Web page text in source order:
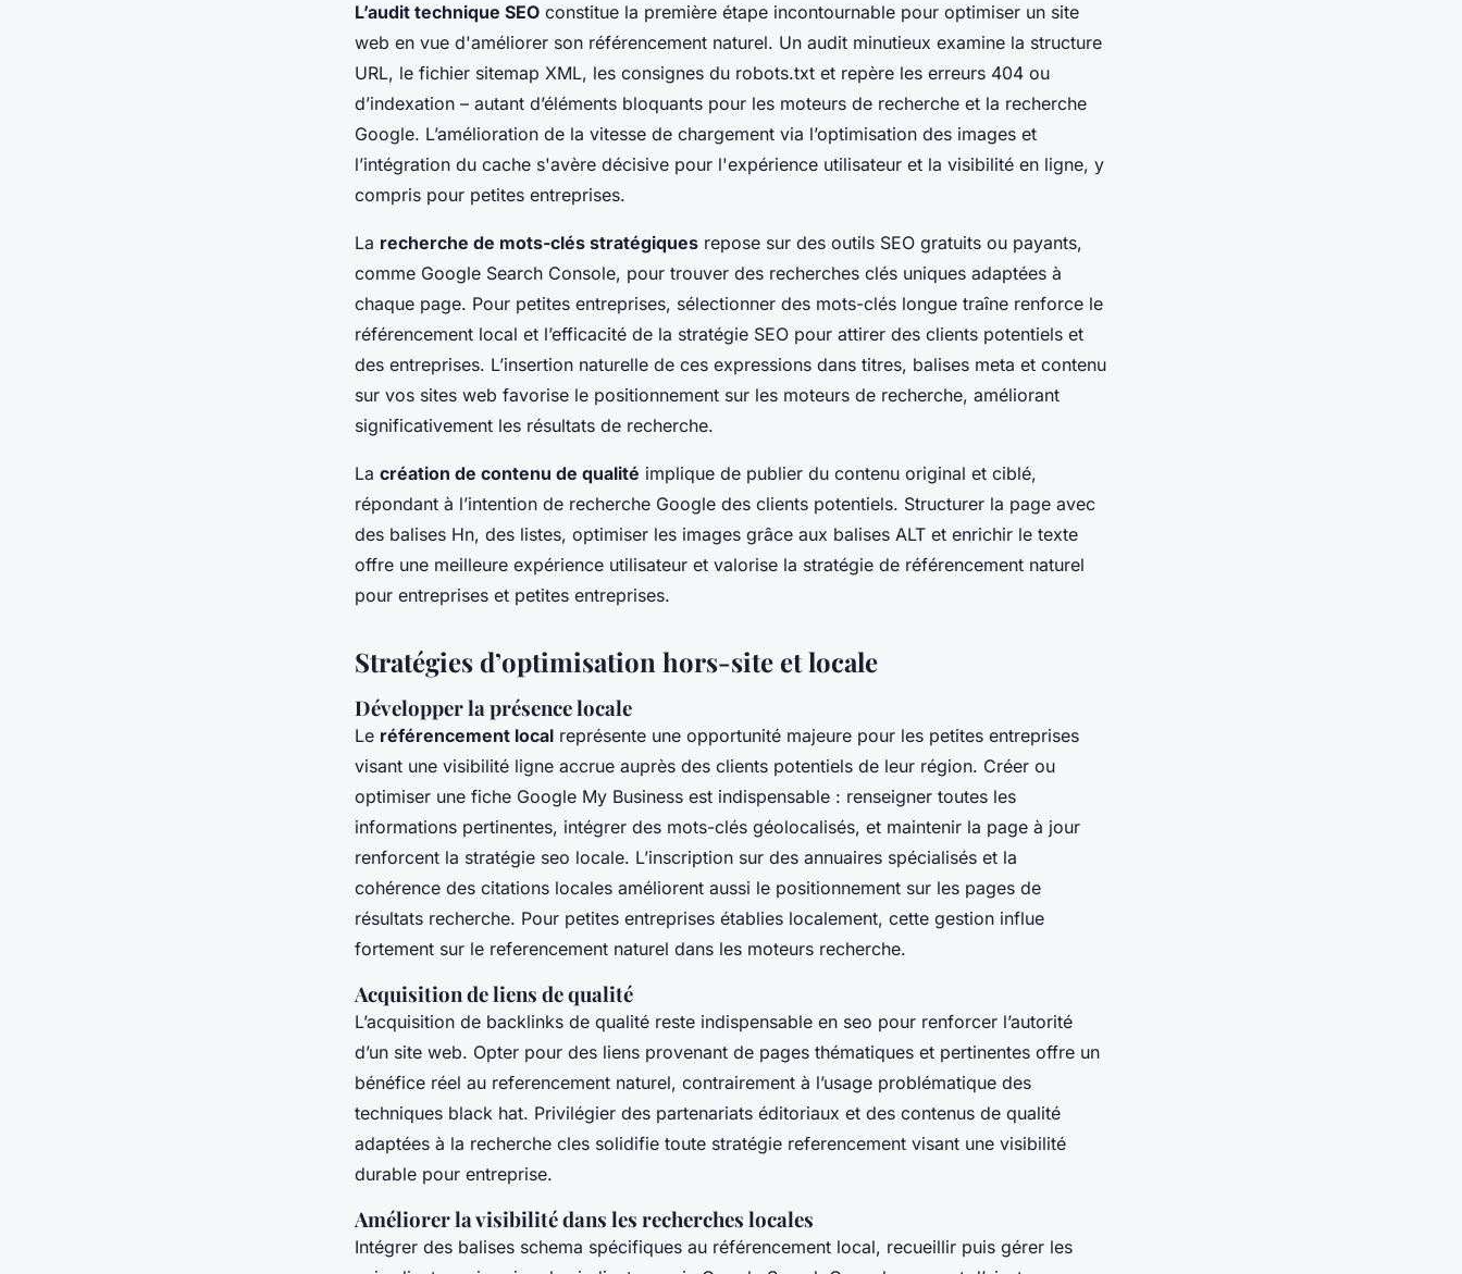
L’audit technique SEO constitue la première étape incontournable pour optimiser un site
web en vue d'améliorer son référencement naturel. Un audit minutieux examine la structure
URL, le fichier sitemap XML, les consignes du robots.txt et repère les erreurs 404 ou
d’indexation – autant d’éléments bloquants pour les moteurs de recherche et la recherche
Google. L’amélioration de la vitesse de chargement via l’optimisation des images et
l’intégration du cache s'avère décisive pour l'expérience utilisateur et la visibilité en ligne, y
compris pour petites entreprises.
La recherche de mots-clés stratégiques repose sur des outils SEO gratuits ou payants,
comme Google Search Console, pour trouver des recherches clés uniques adaptées à
chaque page. Pour petites entreprises, sélectionner des mots-clés longue traîne renforce le
référencement local et l’efficacité de la stratégie SEO pour attirer des clients potentiels et
des entreprises. L’insertion naturelle de ces expressions dans titres, balises meta et contenu
sur vos sites web favorise le positionnement sur les moteurs de recherche, améliorant
significativement les résultats de recherche.
La création de contenu de qualité implique de publier du contenu original et ciblé,
répondant à l’intention de recherche Google des clients potentiels. Structurer la page avec
des balises Hn, des listes, optimiser les images grâce aux balises ALT et enrichir le texte
offre une meilleure expérience utilisateur et valorise la stratégie de référencement naturel
pour entreprises et petites entreprises.
Stratégies d’optimisation hors-site et locale
Développer la présence locale
Le référencement local représente une opportunité majeure pour les petites entreprises
visant une visibilité ligne accrue auprès des clients potentiels de leur région. Créer ou
optimiser une fiche Google My Business est indispensable : renseigner toutes les
informations pertinentes, intégrer des mots-clés géolocalisés, et maintenir la page à jour
renforcent la stratégie seo locale. L’inscription sur des annuaires spécialisés et la
cohérence des citations locales améliorent aussi le positionnement sur les pages de
résultats recherche. Pour petites entreprises établies localement, cette gestion influe
fortement sur le referencement naturel dans les moteurs recherche.
Acquisition de liens de qualité
L’acquisition de backlinks de qualité reste indispensable en seo pour renforcer l’autorité
d’un site web. Opter pour des liens provenant de pages thématiques et pertinentes offre un
bénéfice réel au referencement naturel, contrairement à l’usage problématique des
techniques black hat. Privilégier des partenariats éditoriaux et des contenus de qualité
adaptées à la recherche cles solidifie toute stratégie referencement visant une visibilité
durable pour entreprise.
Améliorer la visibilité dans les recherches locales
Intégrer des balises schema spécifiques au référencement local, recueillir puis gérer les